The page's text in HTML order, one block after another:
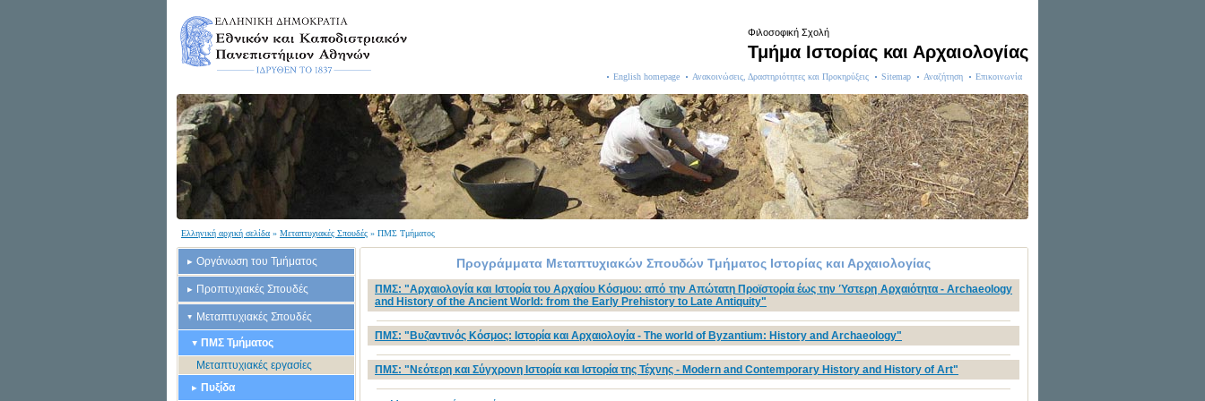
Φιλοσοφική Σχολή
Τμήμα Ιστορίας και Αρχαιολογίας
English homepage Ανακοινώσεις, Δραστηριότητες και Προκηρύξεις Sitemap Αναζήτηση Επικοινωνία
Ελληνική αρχική σελίδα » Μεταπτυχιακές Σπουδές » ΠΜΣ Τμήματος
Οργάνωση του Τμήματος
Προπτυχιακές Σπουδές
Μεταπτυχιακές Σπουδές
ΠΜΣ Τμήματος
Μεταπτυχιακές εργασίες
Πυξίδα
Προγράμματα Μεταπτυχιακών Σπουδών Τμήματος Ιστορίας και Αρχαιολογίας
ΠΜΣ: "Αρχαιολογία και Ιστορία του Αρχαίου Κόσμου: από την Απώτατη Προϊστορία έως την Ύστερη Αρχαιότητα - Archaeology
and History of the Ancient World: from the Early Prehistory to Late Antiquity"
ΠΜΣ: "Βυζαντινός Κόσμος: Ιστορία και Αρχαιολογία - The world of Byzantium: History and Archaeology"
ΠΜΣ: "Νεότερη και Σύγχρονη Ιστορία και Ιστορία της Τέχνης - Modern and Contemporary History and History of Art"